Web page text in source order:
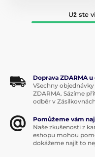
Už ste
Doprava ZDARMA
Všechny
ZDARMA. Sázíme
odběr v
Pomůžeme vám
Naše zkušenosti z
eshopu mohou
dokážeme najít to